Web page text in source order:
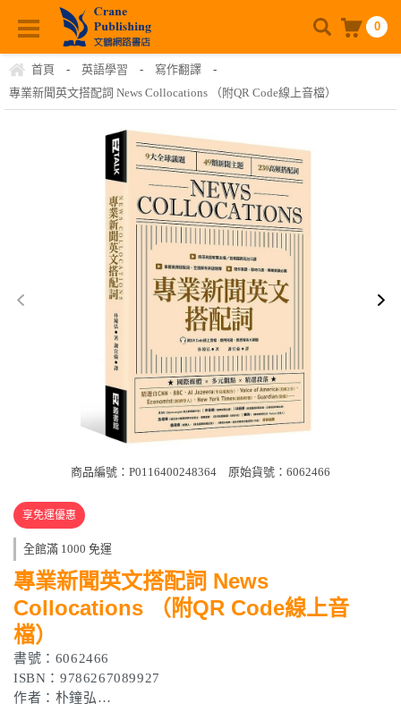
0
首頁 - 英語學習 - 寫作翻譯
-
專業新聞英文搭配詞 News Collocations （附QR Code線上音檔）
商品編號：P0116400248364 原始貨號：6062466
享免運優惠
全館滿 1000 免運
專業新聞英文搭配詞 News
Collocations （附QR Code線上音
檔）
書號：6062466
ISBN：9786267089927
作者：朴鐘弘